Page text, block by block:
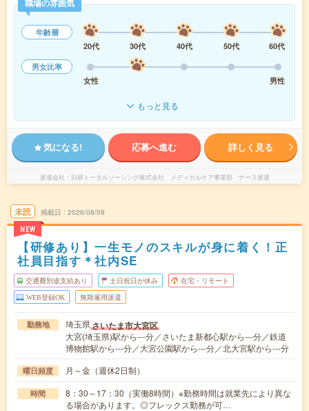
職場の雰囲気
年齢層
20代
30代 40代 50代
60代
男女比率
女性
男性
もっと見る
気になる! 応募へ進む 詳しく見る
派遣会社 日研トータルソーシング株式会社 メディカルケア事業部 ナース派遣
未読
NEW
掲載日 2026/08/09
【研修あり】一生モノのスキルが身に着く！正
社員目指す＊社内SE
交通費別途支給あり 土日祝日が休み 在宅・リモート
WEB登録OK 無期雇用派遣
勤務地 埼玉県さいたま市大宮区
大宮(埼玉県)駅から---分／さいたま新都心駅から---分／鉄道
博物館駅から---分／大宮公園駅から---分／北大宮駅から---分
曜日頻度 月～金（週休2日制）
時間
8：30～17：30（実働8時間）※勤務時間は就業先により異な
る場合があります。◎フレックス勤務が可…